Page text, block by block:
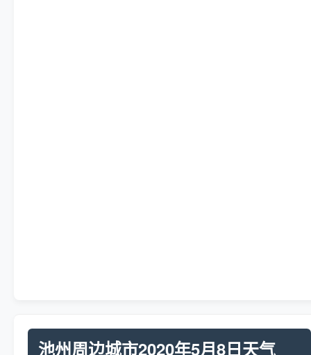
池州周边城市2020年5月8日天气